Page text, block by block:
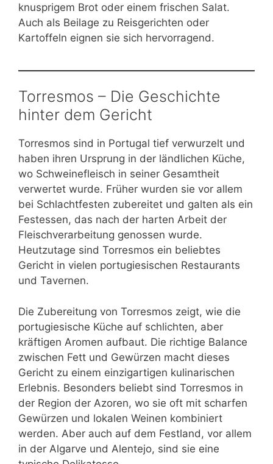
knusprigem Brot oder einem frischen Salat.
Auch als Beilage zu Reisgerichten oder
Kartoffeln eignen sie sich hervorragend.
Torresmos – Die Geschichte
hinter dem Gericht
Torresmos sind in Portugal tief verwurzelt und
haben ihren Ursprung in der ländlichen Küche,
wo Schweinefleisch in seiner Gesamtheit
verwertet wurde. Früher wurden sie vor allem
bei Schlachtfesten zubereitet und galten als ein
Festessen, das nach der harten Arbeit der
Fleischverarbeitung genossen wurde.
Heutzutage sind Torresmos ein beliebtes
Gericht in vielen portugiesischen Restaurants
und Tavernen.
Die Zubereitung von Torresmos zeigt, wie die
portugiesische Küche auf schlichten, aber
kräftigen Aromen aufbaut. Die richtige Balance
zwischen Fett und Gewürzen macht dieses
Gericht zu einem einzigartigen kulinarischen
Erlebnis. Besonders beliebt sind Torresmos in
der Region der Azoren, wo sie oft mit scharfen
Gewürzen und lokalen Weinen kombiniert
werden. Aber auch auf dem Festland, vor allem
in der Algarve und Alentejo, sind sie eine